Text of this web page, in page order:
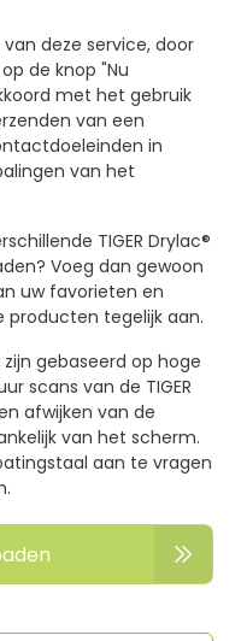
deze service, door
de knop "Nu
met het gebruik
van een
in
van het
TIGER Drylac®
Voeg dan gewoon
uw favorieten en
producten tegelijk aan.
zijn gebaseerd op hoge
scans van de TIGER
afwijken van de
van het scherm.
aan te vragen